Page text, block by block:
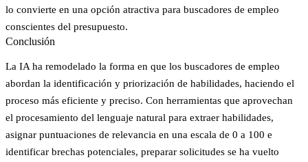
lo convierte en una opción atractiva para buscadores de empleo
conscientes del presupuesto.
Conclusión
La IA ha remodelado la forma en que los buscadores de empleo
abordan la identificación y priorización de habilidades, haciendo el
proceso más eficiente y preciso. Con herramientas que aprovechan
el procesamiento del lenguaje natural para extraer habilidades,
asignar puntuaciones de relevancia en una escala de 0 a 100 e
identificar brechas potenciales, preparar solicitudes se ha vuelto